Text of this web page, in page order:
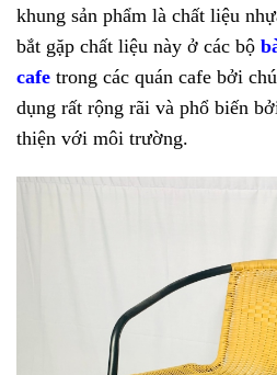
khung sản phẩm là chất liệu
bắt gặp chất liệu này ở các bộ
cafe trong các quán cafe bởi
dụng rất rộng rãi và phổ biến
thiện với môi trường.